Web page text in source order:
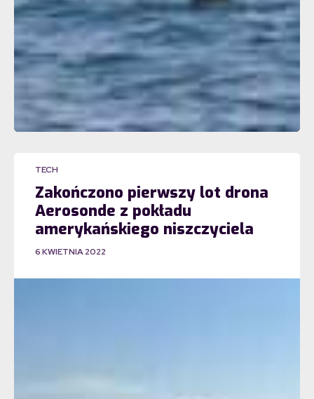
TECH
Zakończono pierwszy lot drona
Aerosonde z pokładu
amerykańskiego niszczyciela
6 KWIETNIA 2022